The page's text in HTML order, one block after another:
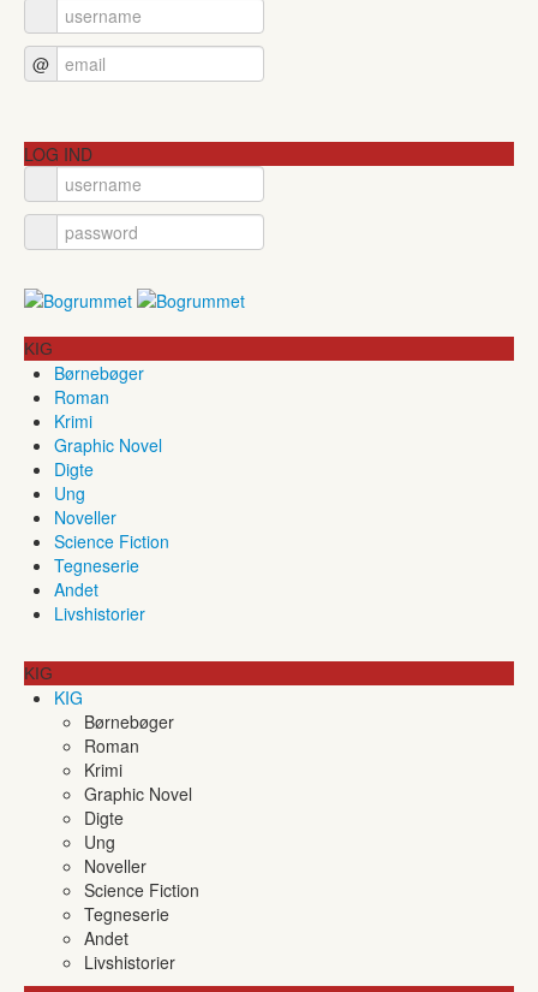
@
LOG IND
KIG
Børnebøger
Roman
Krimi
Graphic Novel
Digte
Ung
Noveller
Science Fiction
Tegneserie
Andet
Livshistorier
KIG
KIG
Børnebøger
Roman
Krimi
Graphic Novel
Digte
Ung
Noveller
Science Fiction
Tegneserie
Andet
Livshistorier